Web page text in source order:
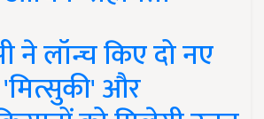
लॉन्च किए दो नए
'मित्सुकी' और